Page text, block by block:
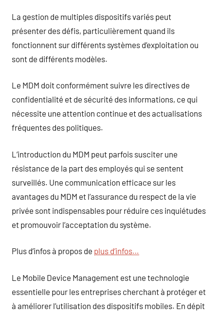
La gestion de multiples dispositifs variés peut
présenter des défis, particulièrement quand ils
fonctionnent sur différents systèmes d’exploitation ou
sont de différents modèles.
Le MDM doit conformément suivre les directives de
confidentialité et de sécurité des informations, ce qui
nécessite une attention continue et des actualisations
fréquentes des politiques.
L’introduction du MDM peut parfois susciter une
résistance de la part des employés qui se sentent
surveillés. Une communication efficace sur les
avantages du MDM et l’assurance du respect de la vie
privée sont indispensables pour réduire ces inquiétudes
et promouvoir l’acceptation du système.
Plus d’infos à propos de plus d’infos…
Le Mobile Device Management est une technologie
essentielle pour les entreprises cherchant à protéger et
à améliorer l’utilisation des dispositifs mobiles. En dépit